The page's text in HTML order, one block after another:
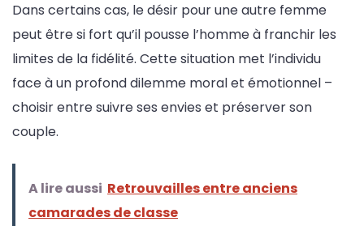
Dans certains cas, le désir pour une autre femme
peut être si fort qu’il pousse l’homme à franchir les
limites de la fidélité. Cette situation met l’individu
face à un profond dilemme moral et émotionnel –
choisir entre suivre ses envies et préserver son
couple.
A lire aussi Retrouvailles entre anciens
camarades de classe